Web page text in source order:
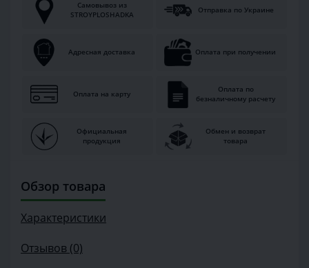
Самовывоз из
STROYPLOSHADKA
Отправка по Украине
Адресная доставка Оплата при получении
Оплата на карту
Оплата по
безналичному расчету
Официальная
продукция
Обмен и возврат
товара
Обзор товара
Характеристики
Отзывов (0)